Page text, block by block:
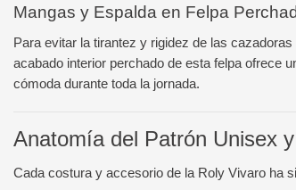
Mangas y Espalda en Felpa
Para evitar la tirantez y rigidez de las
acabado interior perchado de esta felpa ofrece
cómoda durante toda la jornada.
Anatomía del Patrón Unisex
Cada costura y accesorio de la Roly Vivaro ha